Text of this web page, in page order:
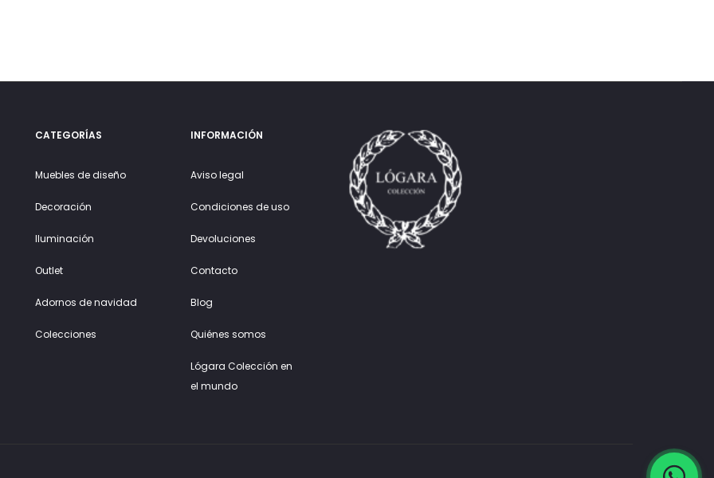
CATEGORÍAS
Muebles de diseño
Decoración
Iluminación
Outlet
Adornos de navidad
Colecciones
INFORMACIÓN
Aviso legal
Condiciones de uso
Devoluciones
Contacto
Blog
Quiénes somos
Lógara Colección en
el mundo